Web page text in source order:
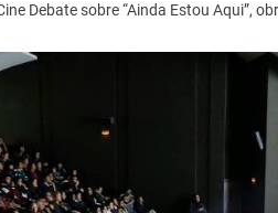
Debate sobre “Ainda Estou Aqui”,